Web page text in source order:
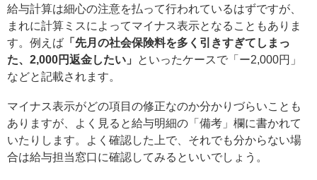
給与計算は細心の注意を払って行われているはずですが、
まれに計算ミスによってマイナス表示となることもありま
す。例えば 「先月の社会保険料を多く引きすぎてしまっ
た、2,000円返金したい」
といったケースで「ー2,000円」
などと記載されます。
マイナス表示がどの項目の修正なのか分かりづらいことも
ありますが、よく見ると給与明細の「備考」欄に書かれて
いたりします。よく確認した上で、それでも分からない場
合は給与担当窓口に確認してみるといいでしょう。